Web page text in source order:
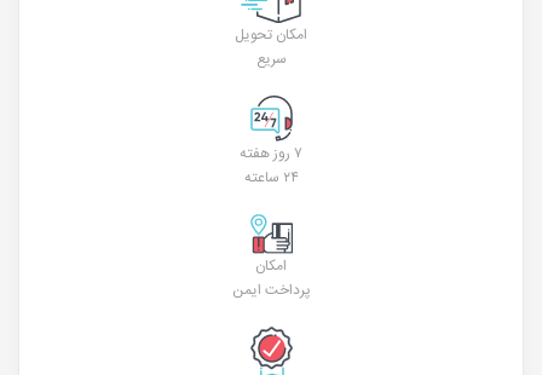
امکان تحویل
سریع
۷ روز هفته
۲۴ ساعته
امکان
پرداخت ایمن